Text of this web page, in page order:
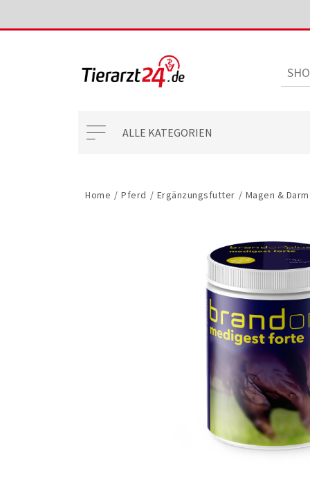
ALLE KATEGORIEN
Home / Pferd / Ergänzungsfutter / Magen & Darm